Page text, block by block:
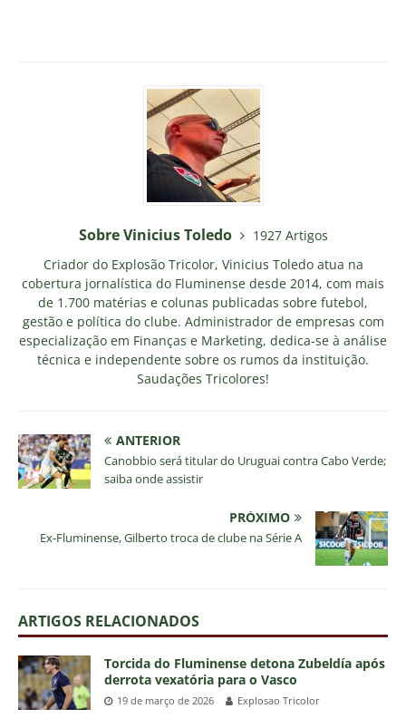
Sobre Vinicius Toledo
1927 Artigos
Criador do Explosão Tricolor, Vinicius Toledo atua na
cobertura jornalística do Fluminense desde 2014, com mais
de 1.700 matérias e colunas publicadas sobre futebol,
gestão e política do clube. Administrador de empresas com
especialização em Finanças e Marketing, dedica-se à análise
técnica e independente sobre os rumos da instituição.
Saudações Tricolores!
ANTERIOR
Canobbio será titular do Uruguai contra Cabo Verde;
saiba onde assistir
PRÓXIMO
Ex-Fluminense, Gilberto troca de clube na Série A
ARTIGOS RELACIONADOS
Torcida do Fluminense detona Zubeldía após
derrota vexatória para o Vasco
19 de março de 2026 Explosao Tricolor